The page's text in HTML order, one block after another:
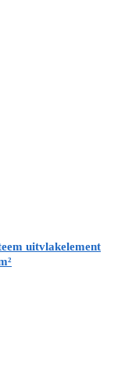
uitvlakelement